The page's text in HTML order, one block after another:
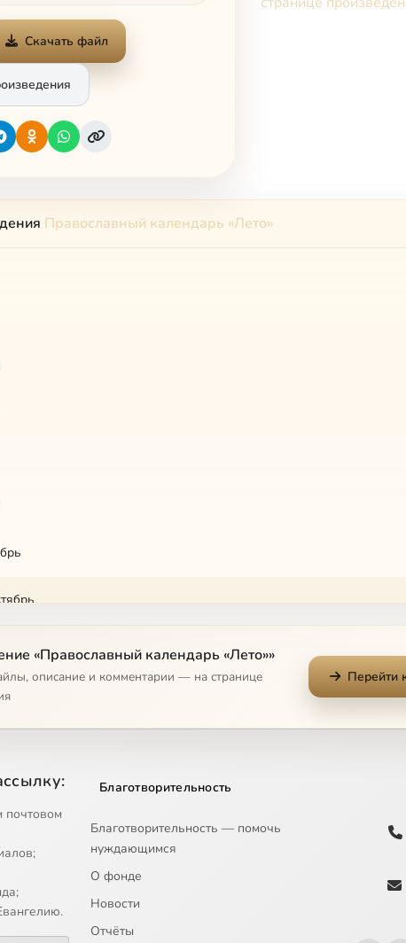
Скачать файл
Православный календарь «Лето»
«Православный календарь «Лето»»
описание и комментарии — на странице
Перейти
Благотворительность
Благотворительность — помочь
нуждающимся
О фонде
Новости
Отчёты